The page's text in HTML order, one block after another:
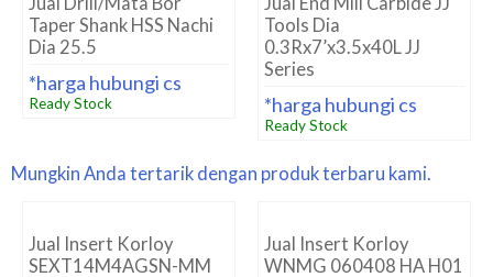
Taper Shank HSS Nachi
Dia 25.5
*harga hubungi cs
Ready Stock
Tools Dia
0.3Rx7’x3.5x40L JJ
Series
*harga hubungi cs
Ready Stock
Mungkin Anda tertarik dengan produk terbaru kami.
Jual Insert Korloy
SEXT14M4AGSN-MM
Jual Insert Korloy
WNMG 060408 HA H01